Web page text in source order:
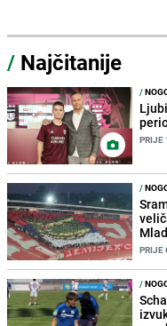
/ Najčitanije
/
PRIJE
/
PRIJE
/